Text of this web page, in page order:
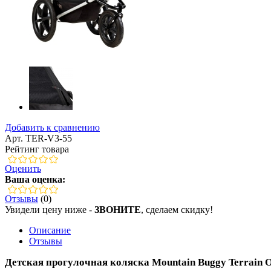
Добавить к сравнению
Арт. TER-V3-55
Рейтинг товара
Оценить
Ваша оценка:
Отзывы (0)
Увидели цену ниже - ЗВОНИТЕ, сделаем скидку!
Описание
Отзывы
Детская прогулочная коляска Mountain Buggy Terrain